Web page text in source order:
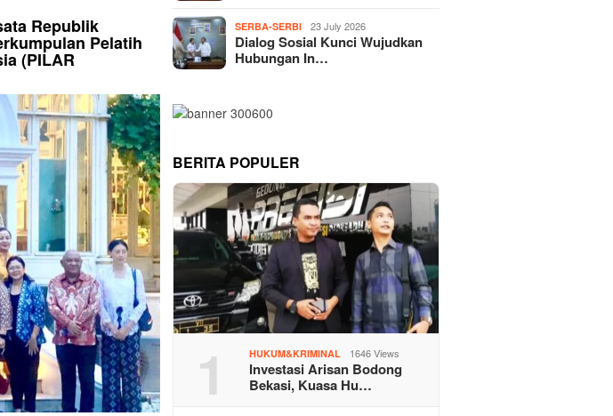
Republik
Pelatih
(PILAR
SERBA-SERBI 23 July 2026
Dialog Sosial Kunci Wujudkan
Hubungan In…
BERITA POPULER
1 HUKUM&KRIMINAL 1646 Views
Investasi Arisan Bodong
Bekasi, Kuasa Hu…